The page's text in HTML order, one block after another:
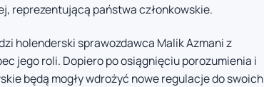
reprezentującą państwa członkowskie.
holenderski sprawozdawca Malik Azmani z
jego roli. Dopiero po osiągnięciu porozumienia i
będą mogły wdrożyć nowe regulacje do swoich